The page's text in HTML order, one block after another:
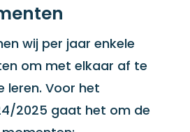
wij per jaar enkele
om met elkaar af te
leren. Voor het
2025 gaat het om de